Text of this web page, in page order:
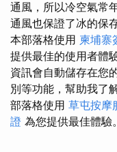
通風，所以冷空氣常
通風也保證了冰的保
本部落格使用 柬埔寨
提供最佳的使用者體
資訊會自動儲存在您
別等功能，幫助我了
部落格使用 草屯按摩
證 為您提供最佳體驗。